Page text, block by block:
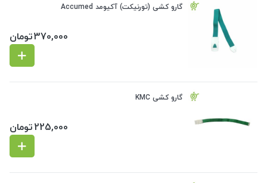
گارو کشی (تورنیکت) آکیومد Accumed
370,000تومان
گارو کشی KMC
225,000تومان